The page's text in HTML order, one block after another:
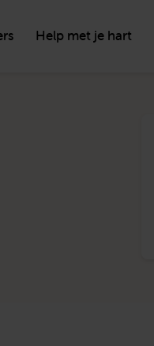
Help met je hart